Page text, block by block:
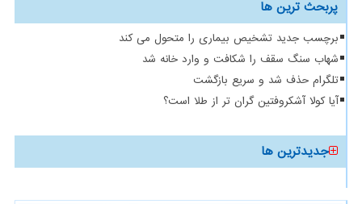
پربحث ترین ها
برچسب جدید تشخیص بیماری را متحول می کند
شهاب سنگ سقف را شکافت و وارد خانه شد
تلگرام حذف شد و سریع بازگشت
آیا کولا آشکروفتین گران تر از طلا است؟
جدیدترین ها